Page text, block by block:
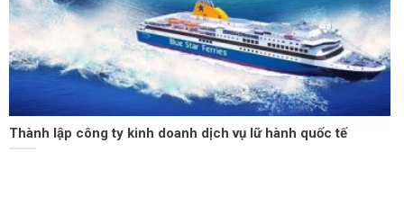
Thành lập công ty kinh doanh dịch vụ lữ hành quốc tế